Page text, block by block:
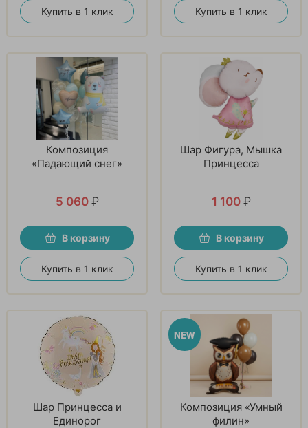
Купить в 1 клик Купить в 1 клик
Композиция
«Падающий снег»
5 060 ₽
В корзину
Купить в 1 клик
Шар Фигура, Мышка
Принцесса
1 100 ₽
В корзину
Купить в 1 клик
Шар Принцесса и
Единорог
Композиция «Умный
филин»